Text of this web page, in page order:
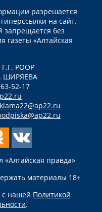
разрешается
на сайт.
запрещается без
газеты «Алтайская
Г.Г. РООР
ШИРЯЕВА
52-17
правда»
материалы 18+
с нашей Политикой
.